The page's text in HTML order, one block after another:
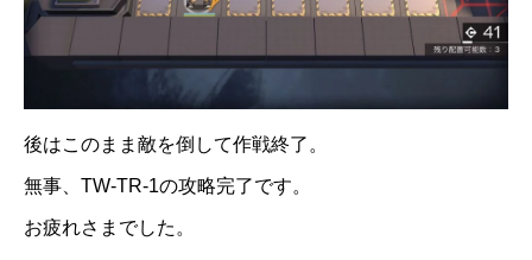
後はこのまま敵を倒して作戦終了。
無事、TW-TR-1の攻略完了です。
お疲れさまでした。